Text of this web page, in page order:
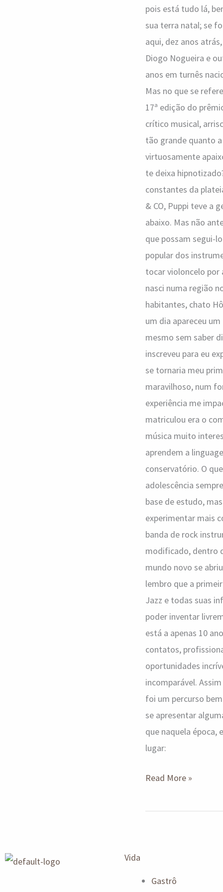
pois está tudo lá,
sua terra natal; se
aqui, dez anos
Diogo Nogueira e
anos em turnês
Mas no que se
17ª edição do
crítico musical,
tão grande quanto
virtuosamente
te deixa
constantes da
& CO, Puppi teve a
abaixo. Mas não
que possam segui-
popular dos
tocar violoncelo por
nasci numa região
habitantes, chato
um dia apareceu
mesmo sem saber
inscreveu para eu
se tornaria meu
maravilhoso, num
experiência me
matriculou era o
música muito
aprendem a
conservatório. O
adolescência
base de estudo,
experimentar mais
banda de rock
modificado, dentro
mundo novo se
lembro que a
Jazz e todas suas
poder inventar
está a apenas 10
contatos,
oportunidades
incomparável.
foi um percurso
se apresentar
que naquela época,
lugar:
Read More »
Vida
Gastrô